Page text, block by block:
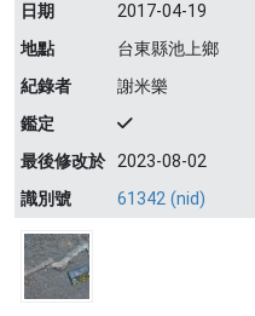
日期
2017-04-19
地點
台東縣池上鄉
紀錄者
謝米樂
鑑定
最後修改於 2023-08-02
識別號
61342 (nid)